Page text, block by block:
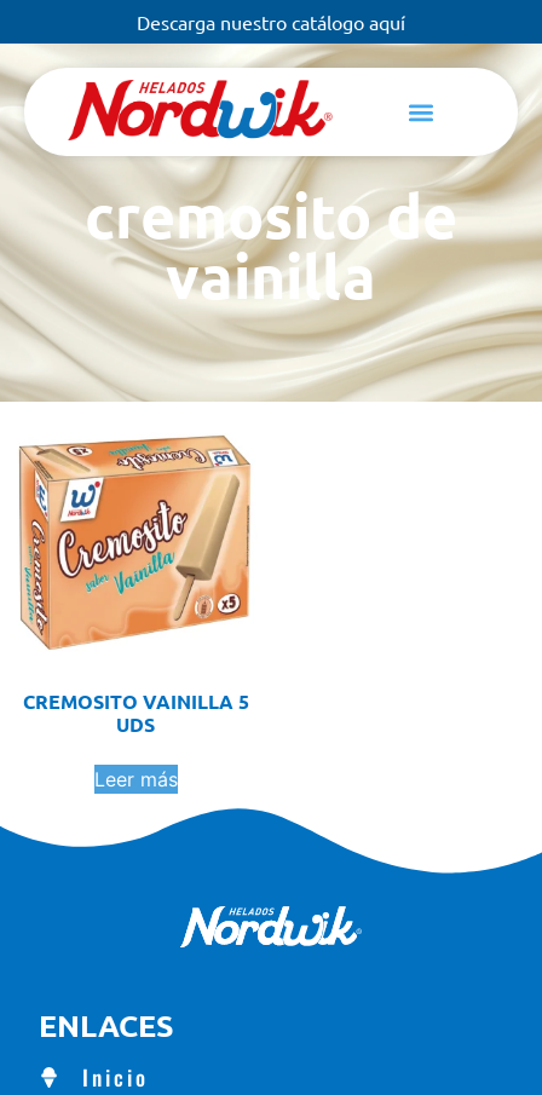
Descarga nuestro catálogo aquí
cremosito de
vainilla
CREMOSITO VAINILLA 5
UDS
Leer más
ENLACES
Inicio